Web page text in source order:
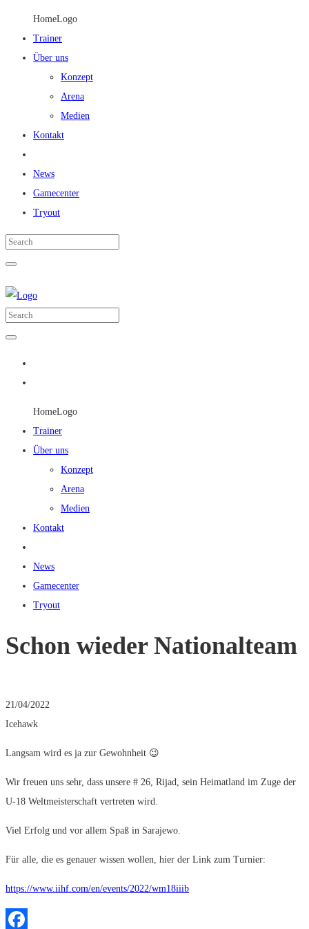
HomeLogo
Trainer
Über uns
Konzept
Arena
Medien
Kontakt
News
Gamecenter
Tryout
HomeLogo
Trainer
Über uns
Konzept
Arena
Medien
Kontakt
News
Gamecenter
Tryout
Schon wieder Nationalteam
21/04/2022
Icehawk
Langsam wird es ja zur Gewohnheit 😉
Wir freuen uns sehr, dass unsere # 26, Rijad, sein Heimatland im Zuge der
U-18 Weltmeisterschaft vertreten wird.
Viel Erfolg und vor allem Spaß in Sarajewo.
Für alle, die es genauer wissen wollen, hier der Link zum Turnier:
https://www.iihf.com/en/events/2022/wm18iiib